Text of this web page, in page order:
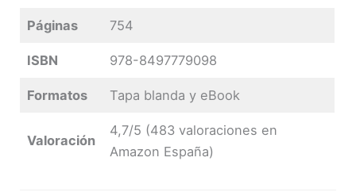
Páginas 754
ISBN 978-8497779098
Formatos Tapa blanda y eBook
Valoración
4,7/5 (483 valoraciones en
Amazon España)